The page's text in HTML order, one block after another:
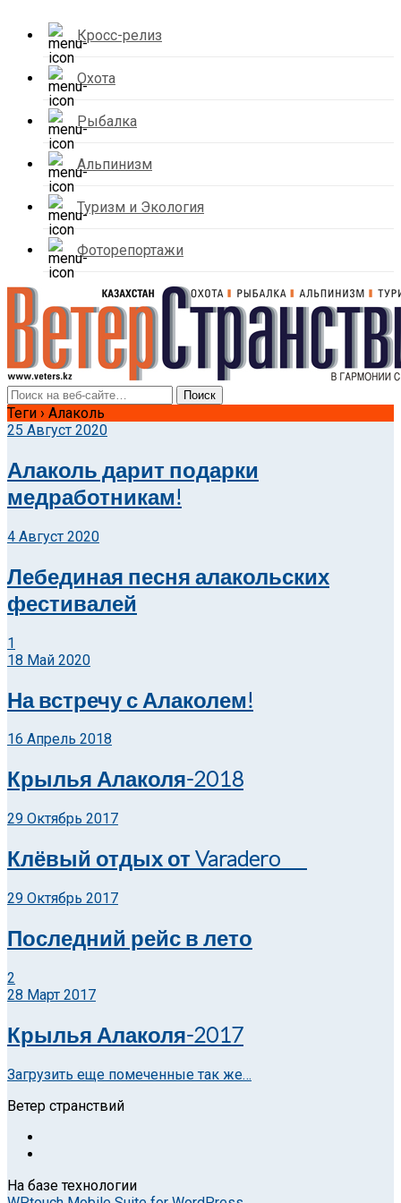
Кросс-релиз
Охота
Рыбалка
Альпинизм
Туризм и Экология
Фоторепортажи
Теги › Алаколь
25 Август 2020
Алаколь дарит подарки
медработникам!
4 Август 2020
Лебединая песня алакольских
фестивалей
1
18 Май 2020
На встречу с Алаколем!
16 Апрель 2018
Крылья Алаколя-2018
29 Октябрь 2017
Клёвый отдых от Varadero
29 Октябрь 2017
Последний рейс в лето
2
28 Март 2017
Крылья Алаколя-2017
Загрузить еще помеченные так же…
Ветер странствий
На базе технологии